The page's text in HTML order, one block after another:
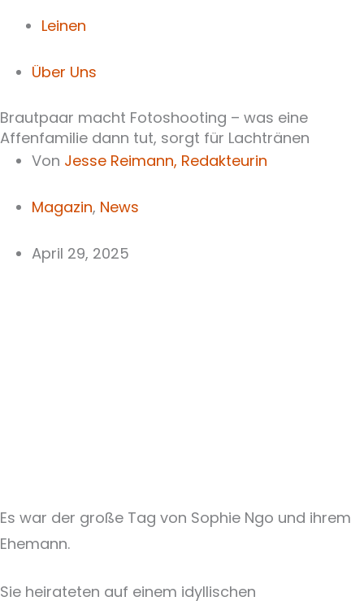
Leinen
Über Uns
Brautpaar macht Fotoshooting – was eine
Affenfamilie dann tut, sorgt für Lachtränen
Von Jesse Reimann, Redakteurin
Magazin, News
April 29, 2025
Es war der große Tag von Sophie Ngo und ihrem
Ehemann.
Sie heirateten auf einem idyllischen